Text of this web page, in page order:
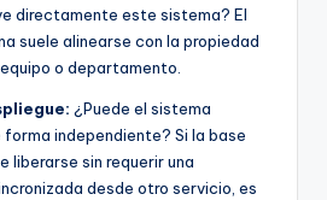
directamente este sistema? El
suele alinearse con la propiedad
o departamento.
¿Puede el sistema
independiente? Si la base
liberarse sin requerir una
desde otro servicio, es